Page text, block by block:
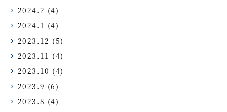
2024.2 (4)
2024.1 (4)
2023.12 (5)
2023.11 (4)
2023.10 (4)
2023.9 (6)
2023.8 (4)